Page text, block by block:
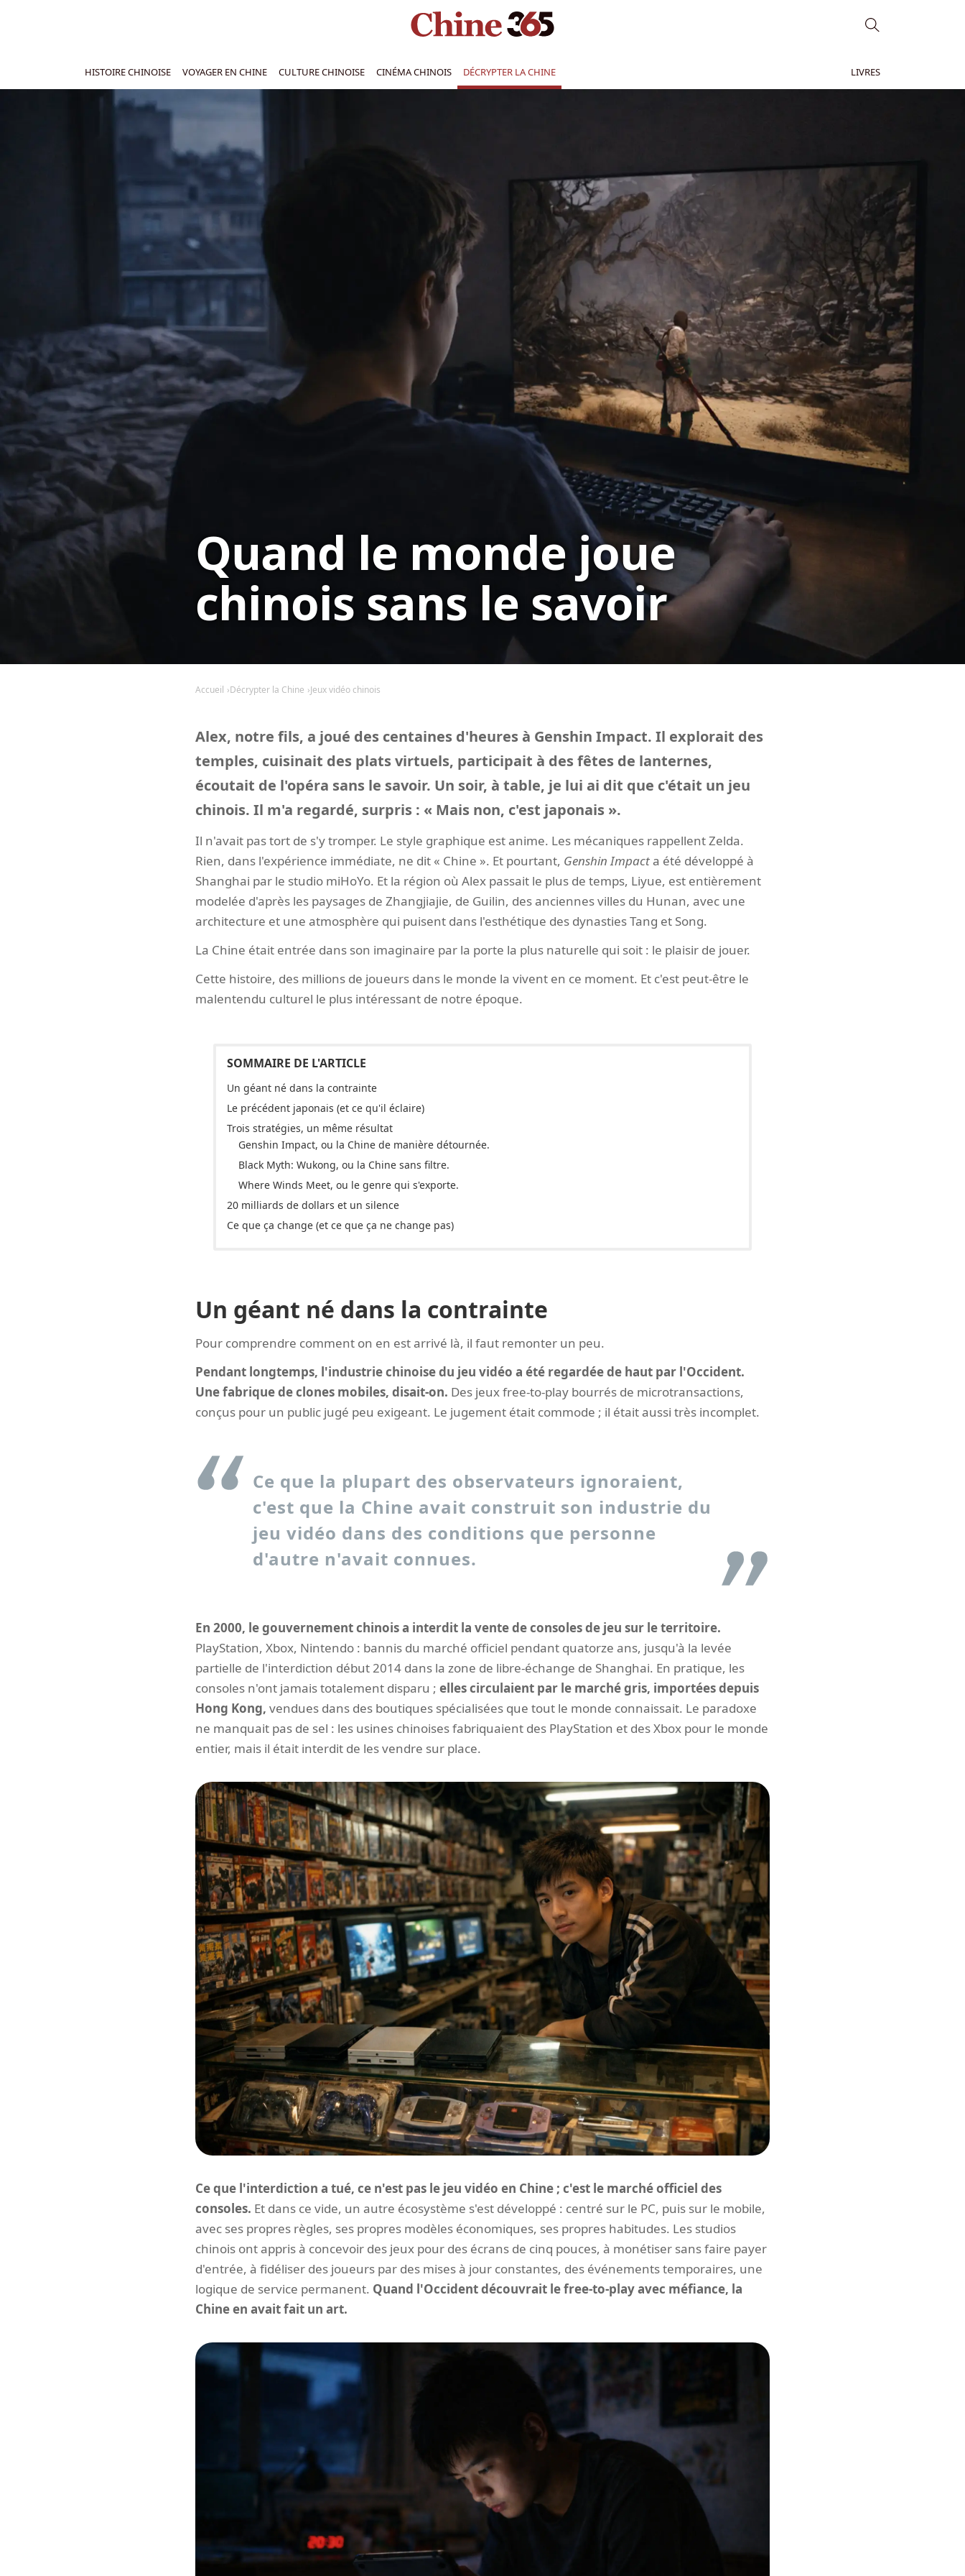
HISTOIRE CHINOISE VOYAGER EN CHINE CULTURE CHINOISE CINÉMA CHINOIS DÉCRYPTER LA CHINE LIVRES
Quand le monde joue
chinois sans le savoir
Accueil Décrypter la Chine Jeux vidéo chinois
Alex, notre fils, a joué des centaines d'heures à Genshin Impact. Il explorait des
temples, cuisinait des plats virtuels, participait à des fêtes de lanternes,
écoutait de l'opéra sans le savoir. Un soir, à table, je lui ai dit que c'était un jeu
chinois. Il m'a regardé, surpris : « Mais non, c'est japonais ».
Il n'avait pas tort de s'y tromper. Le style graphique est anime. Les mécaniques rappellent Zelda.
Rien, dans l'expérience immédiate, ne dit « Chine ». Et pourtant, Genshin Impacta été développé à
Shanghai par le studio miHoYo. Et la région où Alex passait le plus de temps, Liyue, est entièrement
modelée d'après les paysages de Zhangjiajie, de Guilin, des anciennes villes du Hunan, avec une
architecture et une atmosphère qui puisent dans l'esthétique des dynasties Tang et Song.
La Chine était entrée dans son imaginaire par la porte la plus naturelle qui soit : le plaisir de jouer.
Cette histoire, des millions de joueurs dans le monde la vivent en ce moment. Et c'est peut-être le
malentendu culturel le plus intéressant de notre époque.
Un géant né dans la contrainte
Le précédent japonais (et ce qu'il éclaire)
Trois stratégies, un même résultat
Genshin Impact, ou la Chine de manière détournée.
Black Myth: Wukong, ou la Chine sans filtre.
Where Winds Meet, ou le genre qui s'exporte.
20 milliards de dollars et un silence
Ce que ça change (et ce que ça ne change pas)
Un géant né dans la contrainte
Pour comprendre comment on en est arrivé là, il faut remonter un peu.
Pendant longtemps, l'industrie chinoise du jeu vidéo a été regardée de haut par l'Occident.
Une fabrique de clones mobiles, disait-on. Des jeux free-to-play bourrés de microtransactions,
conçus pour un public jugé peu exigeant. Le jugement était commode ; il était aussi très incomplet.
Ce que la plupart des observateurs ignoraient,
c'est que la Chine avait construit son industrie du
jeu vidéo dans des conditions que personne
d'autre n'avait connues.
En 2000, le gouvernement chinois a interdit la vente de consoles de jeu sur le territoire.
PlayStation, Xbox, Nintendo : bannis du marché officiel pendant quatorze ans, jusqu'à la levée
partielle de l'interdiction début 2014 dans la zone de libre-échange de Shanghai. En pratique, les
consoles n'ont jamais totalement disparu ; elles circulaient par le marché gris, importées depuis
Hong Kong, vendues dans des boutiques spécialisées que tout le monde connaissait. Le paradoxe
ne manquait pas de sel : les usines chinoises fabriquaient des PlayStation et des Xbox pour le monde
entier, mais il était interdit de les vendre sur place.
Ce que l'interdiction a tué, ce n'est pas le jeu vidéo en Chine ; c'est le marché officiel des
consoles. Et dans ce vide, un autre écosystème s'est développé : centré sur le PC, puis sur le mobile,
avec ses propres règles, ses propres modèles économiques, ses propres habitudes. Les studios
chinois ont appris à concevoir des jeux pour des écrans de cinq pouces, à monétiser sans faire payer
d'entrée, à fidéliser des joueurs par des mises à jour constantes, des événements temporaires, une
logique de service permanent. Quand l'Occident découvrait le free-to-play avec méfiance, la
Chine en avait fait un art.